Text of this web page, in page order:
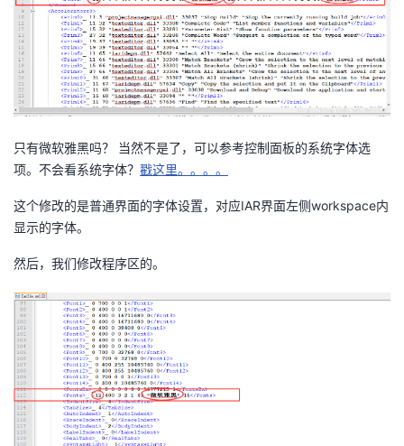
验
收
藏
议
只有微软雅黑吗？ 当然不是了，可以参考控制面板的系统字体选
项。不会看系统字体？ 戳这里。。。。
这个修改的是普通界面的字体设置，对应IAR界面左侧workspace内
显示的字体。
然后，我们修改程序区的。